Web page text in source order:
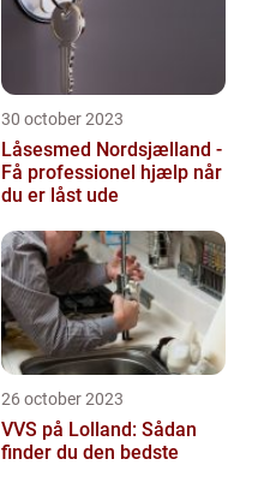
30 october 2023
Låsesmed Nordsjælland -
Få professionel hjælp når
du er låst ude
26 october 2023
VVS på Lolland: Sådan
finder du den bedste